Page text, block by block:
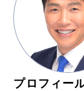
プロフィー